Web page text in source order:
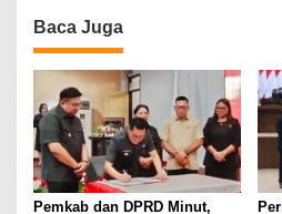
Baca Juga
Pemkab dan DPRD Minut,